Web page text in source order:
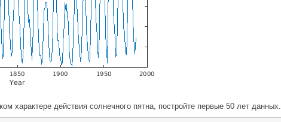
характере действия солнечного пятна, постройте первые 50 лет данных.